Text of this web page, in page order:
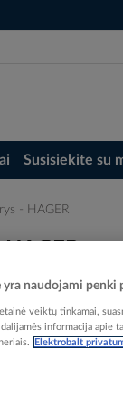
Susisiekite su
- HAGER
yra naudojami
veiktų tinkamai,
informacija apie
Elektrobalt